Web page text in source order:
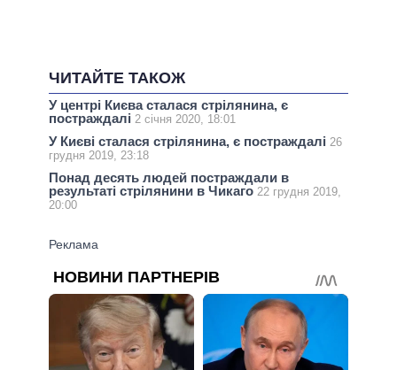
ЧИТАЙТЕ ТАКОЖ
У центрі Києва сталася стрілянина, є
постраждалі 2 січня 2020, 18:01
У Києві сталася стрілянина, є постраждалі 26
грудня 2019, 23:18
Понад десять людей постраждали в
результаті стрілянини в Чикаго 22 грудня 2019,
20:00